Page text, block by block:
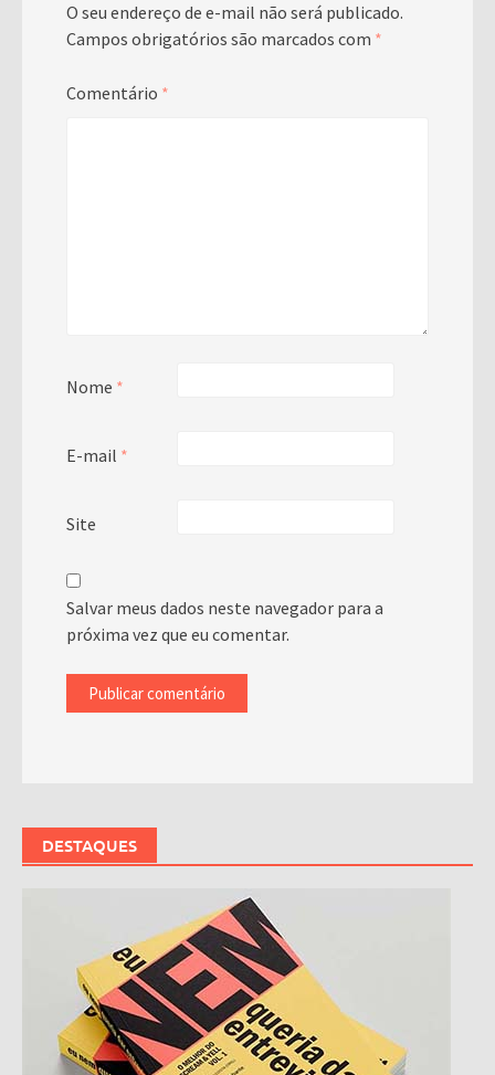
O seu endereço de e-mail não será publicado.
Campos obrigatórios são marcados com *
Comentário *
Nome *
E-mail *
Site
Salvar meus dados neste navegador para a
próxima vez que eu comentar.
DESTAQUES